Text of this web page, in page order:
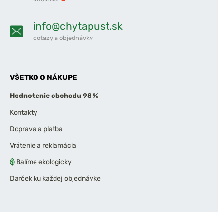
info@chytapust.sk
dotazy a objednávky
VŠETKO O NÁKUPE
Hodnotenie obchodu 98 %
Kontakty
Doprava a platba
Vrátenie a reklamácia
Balíme ekologicky
Darček ku každej objednávke